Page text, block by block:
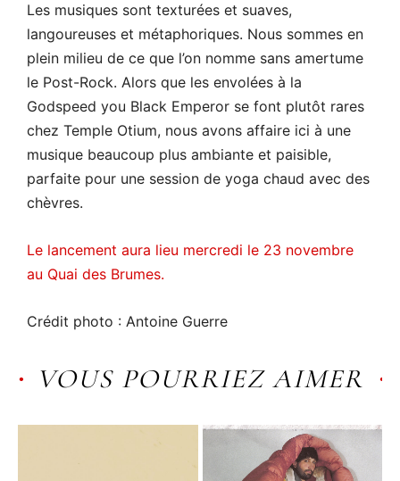
Les musiques sont texturées et suaves,
langoureuses et métaphoriques. Nous sommes en
plein milieu de ce que l’on nomme sans amertume
le Post-Rock. Alors que les envolées à la
Godspeed you Black Emperor se font plutôt rares
chez Temple Otium, nous avons affaire ici à une
musique beaucoup plus ambiante et paisible,
parfaite pour une session de yoga chaud avec des
chèvres.
Le lancement aura lieu mercredi le 23 novembre
au Quai des Brumes.
Crédit photo : Antoine Guerre
VOUS POURRIEZ AIMER